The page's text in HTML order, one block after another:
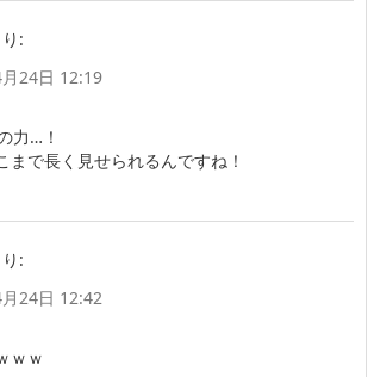
:
24日 12:19
力…！
まで長く見せられるんですね！
:
24日 12:42
ｗｗ